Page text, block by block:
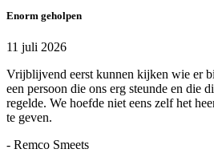
Enorm geholpen
11 juli 2026
Vrijblijvend eerst kunnen kijken wie er
een persoon die ons erg steunde en die
regelde. We hoefde niet eens zelf het
te geven.
- Remco Smeets